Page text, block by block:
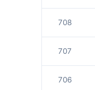
708
707
706